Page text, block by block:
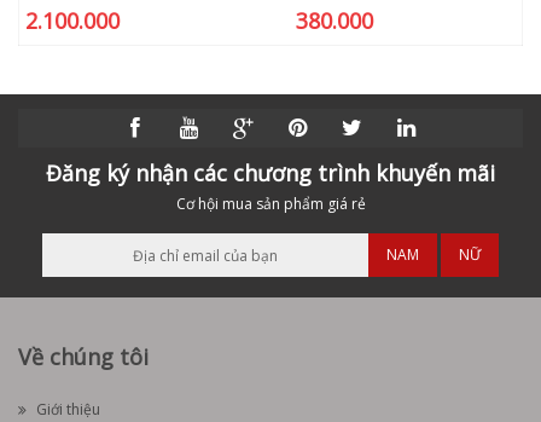
2.100.000 380.000
Đăng ký nhận các chương trình khuyến mãi
Cơ hội mua sản phẩm giá rẻ
NAM NỮ
Về chúng tôi
Giới thiệu